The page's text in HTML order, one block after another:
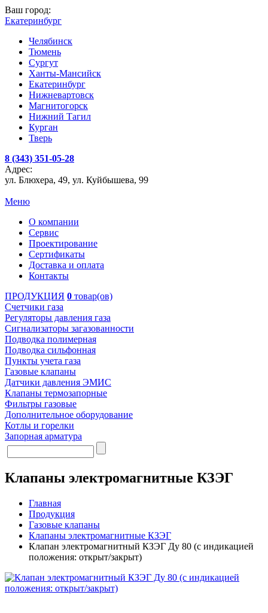
Ваш город:
Екатеринбург
Челябинск
Тюмень
Сургут
Ханты-Мансийск
Екатеринбург
Нижневартовск
Магнитогорск
Нижний Тагил
Курган
Тверь
8 (343) 351-05-28
Адрес:
ул. Блюхера, 49, ул. Куйбышева, 99
Меню
О компании
Сервис
Проектирование
Сертификаты
Доставка и оплата
Контакты
ПРОДУКЦИЯ 0 товар(ов)
Счетчики газа
Регуляторы давления газа
Сигнализаторы загазованности
Подводка полимерная
Подводка сильфонная
Пункты учета газа
Газовые клапаны
Датчики давления ЭМИС
Клапаны термозапорные
Фильтры газовые
Дополнительное оборудование
Котлы и горелки
Запорная арматура
Клапаны электромагнитные КЗЭГ
Главная
Продукция
Газовые клапаны
Клапаны электромагнитные КЗЭГ
Клапан электромагнитный КЗЭГ Ду 80 (с индикацией
положения: открыт/закрыт)